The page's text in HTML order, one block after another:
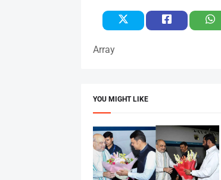
Array
YOU MIGHT LIKE